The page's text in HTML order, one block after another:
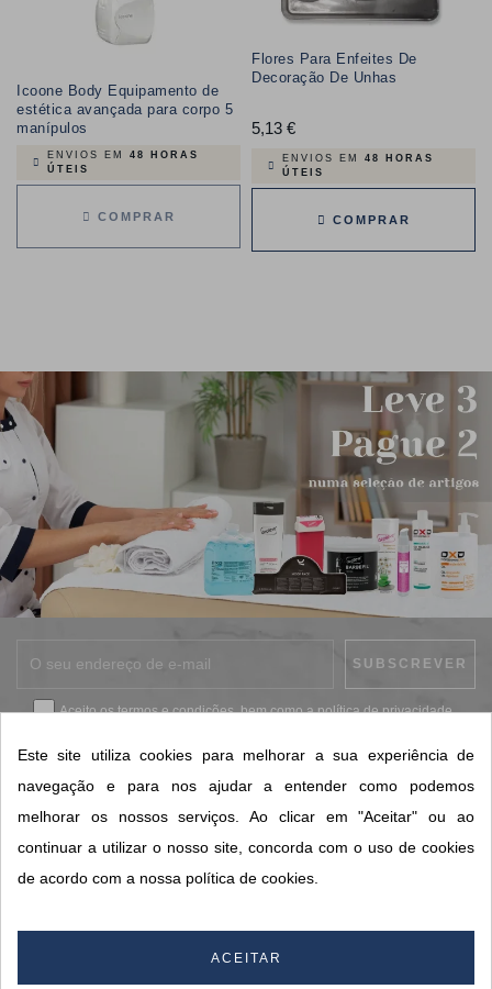
Icoone Body Equipamento de
estética avançada para corpo 5
manípulos
ENVIOS EM 48 HORAS
ÚTEIS
COMPRAR
Flores Para Enfeites De
Decoração De Unhas
5,13 €Preço
ENVIOS EM 48 HORAS
ÚTEIS
COMPRAR
Aceito ostermos e condições, bem como apolítica de privacidade.
CONTACTOS SORISA
Este site utiliza cookies para melhorar a sua experiência de
navegação e para nos ajudar a entender como podemos
melhorar os nossos serviços. Ao clicar em "Aceitar" ou ao
continuar a utilizar o nosso site, concorda com o uso de cookies
de acordo com a nossa política de cookies.
ACEITAR